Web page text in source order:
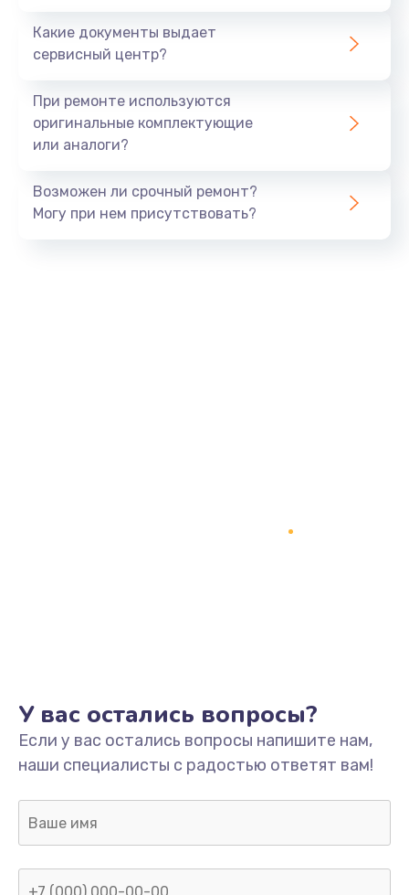
Какие документы выдает
сервисный центр?
При ремонте используются
оригинальные комплектующие
или аналоги?
Возможен ли срочный ремонт?
Могу при нем присутствовать?
У вас остались вопросы?
Если у вас остались вопросы напишите нам,
наши специалисты с радостью ответят вам!